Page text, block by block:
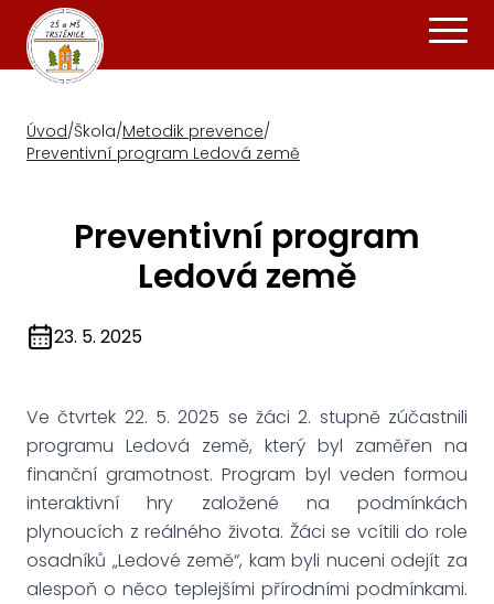
Úvod/Škola/Metodik prevence/
Preventivní program Ledová země
Preventivní program
Ledová země
23. 5. 2025
Ve čtvrtek 22. 5. 2025 se žáci 2. stupně zúčastnili
programu Ledová země, který byl zaměřen na
finanční gramotnost. Program byl veden formou
interaktivní hry založené na podmínkách
plynoucích z reálného života. Žáci se vcítili do role
osadníků „Ledové země“, kam byli nuceni odejít za
alespoň o něco teplejšími přírodními podmínkami.